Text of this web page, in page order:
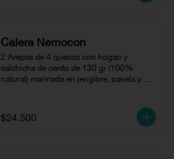
Calera Nemocón
2 Arepas de 4 quesos con hogao y
salchicha de cerdo de 130 gr (100%
natural) marinada en jengibre, panela y
$24.500